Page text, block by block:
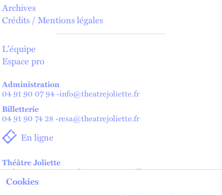
Archives
Crédits / Mentions légales
L'équipe
Espace pro
Administration
04 91 90 07 94-info@theatrejoliette.fr
Billetterie
04 91 90 74 28 -resa@theatrejoliette.fr
En ligne
Théâtre Joliette
2 place Henri Verneuil - 13002 Marseille
Théâtre de Lenche — Maison des artistes
Cookies